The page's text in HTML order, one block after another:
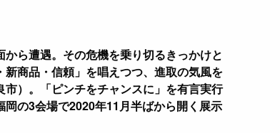
ら遭遇。その危機を乗り切るきっかけと
商品・信頼」を唱えつつ、進取の気風を
）。「ピンチをチャンスに」を有言実行
の3会場で2020年11月半ばから開く展示